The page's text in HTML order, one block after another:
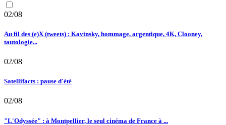
02/08
Au fil des (e)X (tweets) : Kavinsky, hommage, argentique, 4K, Clooney,
tautologie...
02/08
Satellifacts : pause d'été
02/08
"L'Odyssée" : à Montpellier, le seul cinéma de France à ...